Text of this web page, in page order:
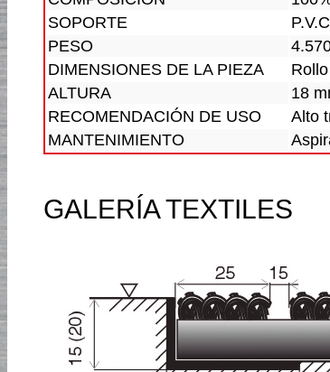
SOPORTE
PESO
DIMENSIONES DE LA PIEZA
ALTURA
18
RECOMENDACIÓN DE USO
Alto
MANTENIMIENTO
GALERÍA TEXTILES